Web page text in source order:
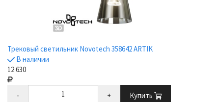
Трековый светильник Novotech 358642 ARTIK
В наличии
12 630
- + Купить